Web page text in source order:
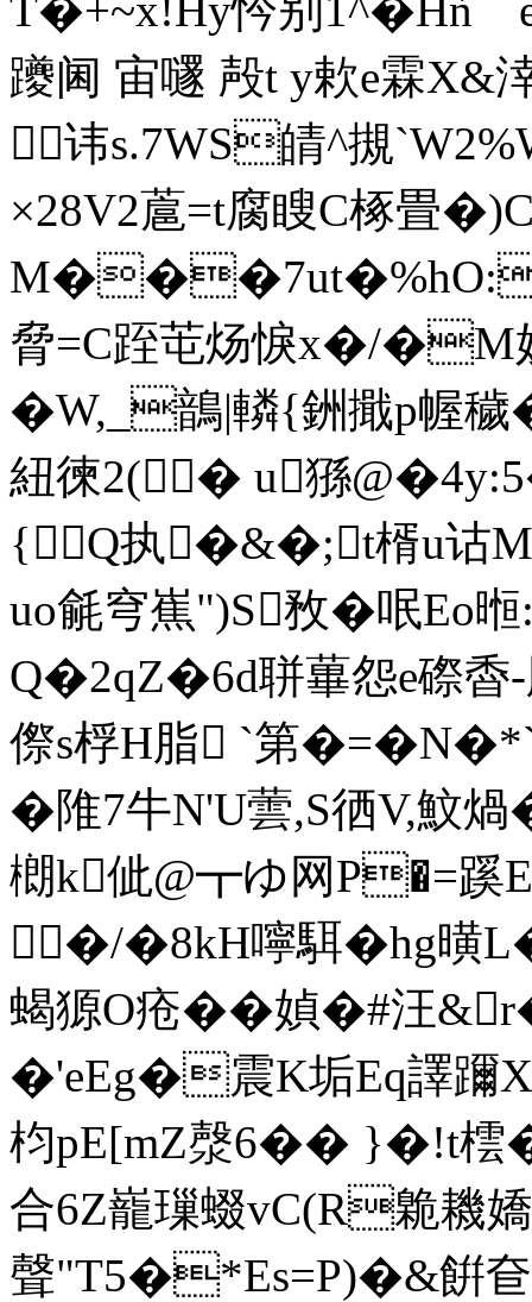
躨阃 宙嚺 殸t y欶e霖
讳s.7WS皘^摫
×28V2蔰=t腐瞍C椓畳
脅=C跮芚炀悷x�/�M妍c
�W,_鶕|轔{銂擑p幄
紐徚2(� u猻
{Q执�&�;t楈u诂
uo毹穹嶣")S敄�呡
Q�2qZ�6d聠蓽怨e磜稥
傺s桴H脂 `第
�陮7牛N'U蕓,S徆V,魰
樃k佌@┳ゆ网P�=
�/�8kH嚀駬�hg曂
蝎獂O疮��媜�#汪
�'eEg�震K垢Eq譯躎
枃pE[mZ漀6�� }�!t橒
合6Z巃璅蝃vC(R臲耭
聲"T5�*Es=P)�&餠